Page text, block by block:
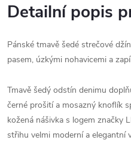
Detailní popis
Pánské tmavě šedé strečové
pasem, úzkými nohavicemi a
Tmavě šedý odstín denimu
černé prošití a mosazný knoflík
kožená nášivka s logem značky
střihu velmi moderní a elegantní